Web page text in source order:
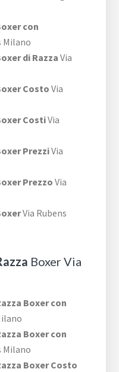
con
Milano
di Razza Via
Costo Via
CostiVia
PrezziVia
Prezzo Via
Via Rubens
Boxer Via
Boxer con
Boxer con
Milano
Boxer Costo